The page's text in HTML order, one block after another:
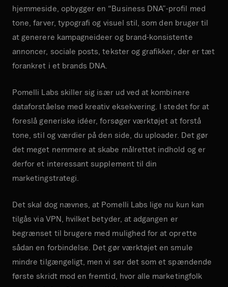
hjemmeside, opbygger en “Business DNA”-profil med
tone, farver, typografi og visuel stil, som den bruger til
at generere kampagneideer og brand-konsistente
annoncer, sociale posts, tekster og grafikker, der er tæt
forankret i et brands DNA.
Pomelli Labs skiller sig især ud ved at kombinere
dataforståelse med kreativ eksekvering. I stedet for at
foreslå generiske idéer, forsøger værktøjet at forstå
tone, stil og værdier på den side, du uploader. Det gør
det meget nemmere at skabe målrettet indhold og er
derfor et interessant supplement til din
marketingstrategi.
Det skal dog nævnes, at Pomelli Labs lige nu kun kan
tilgås via VPN, hvilket betyder, at adgangen er
begrænset til brugere med mulighed for at oprette
sådan en forbindelse. Det gør værktøjet en smule
mindre tilgængeligt, men vi ser det som et spændende
første skridt mod en fremtid, hvor alle marketingfolk